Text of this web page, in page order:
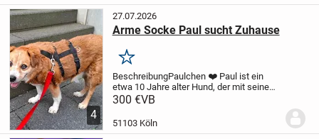
4
27.07.2026
Arme Socke Paul sucht Zuhause
Merken
BeschreibungPaulchen ❤️Paul ist ein
etwa 10 Jahre alter Hund, der mit seinem
ruhigen und sanften Wesen sofort das
und plötzlich steht er völlig...
300 €VB
51103 Köln